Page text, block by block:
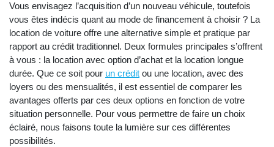
Vous envisagez l’acquisition d’un nouveau véhicule, toutefois
vous êtes indécis quant au mode de financement à choisir ? La
location de voiture offre une alternative simple et pratique par
rapport au crédit traditionnel. Deux formules principales s’offrent
à vous : la location avec option d’achat et la location longue
durée. Que ce soit pour un crédit ou une location, avec des
loyers ou des mensualités, il est essentiel de comparer les
avantages offerts par ces deux options en fonction de votre
situation personnelle. Pour vous permettre de faire un choix
éclairé, nous faisons toute la lumière sur ces différentes
possibilités.